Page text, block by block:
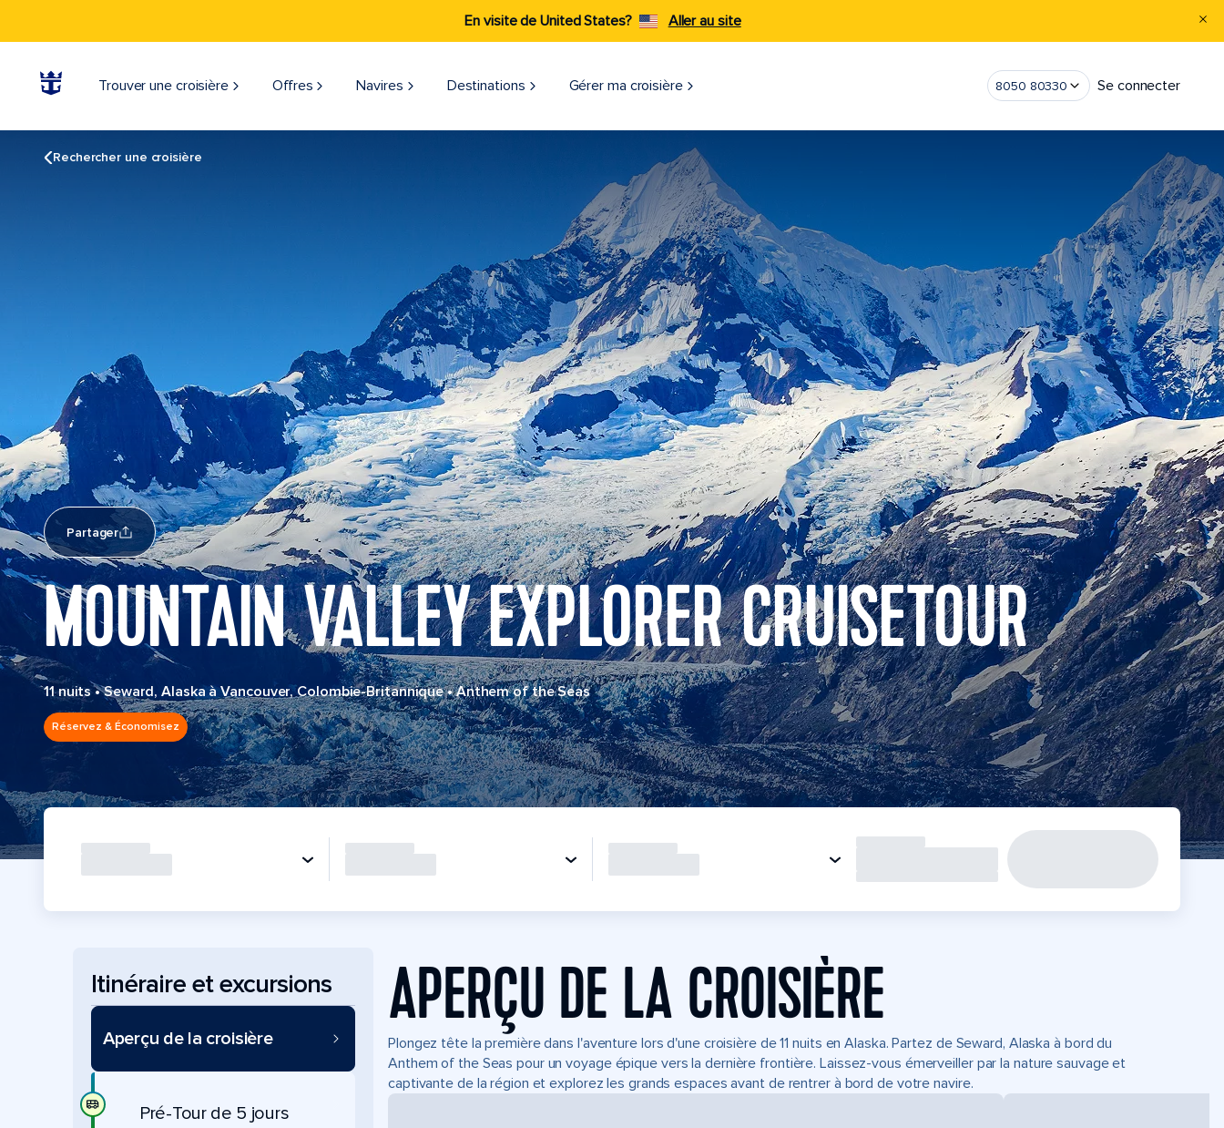
En visite de United States? Aller au site
Trouver une croisière Offres Navires Destinations Gérer ma croisière 8050 80330 Se connecter
Rechercher une croisière
Partager
MOUNTAIN VALLEY EXPLORER CRUISETOUR
11 nuits•Seward, Alaska à Vancouver, Colombie-Britannique•Anthem of the Seas
Réservez & Économisez
Itinéraire et excursions
Aperçu de la croisière
Pré-Tour de 5 jours
APERÇU DE LA CROISIÈRE
Plongez tête la première dans l'aventure lors d'une croisière de 11 nuits en Alaska. Partez de Seward, Alaska à bord du
Anthem of the Seas pour un voyage épique vers la dernière frontière. Laissez-vous émerveiller par la nature sauvage et
captivante de la région et explorez les grands espaces avant de rentrer à bord de votre navire.